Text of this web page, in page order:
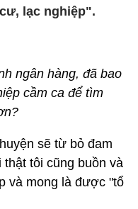
lạc nghiệp".
ngân hàng, đã bao
cầm ca để tìm
sẽ từ bỏ đam
tôi cũng buồn và
và mong là được "tổ